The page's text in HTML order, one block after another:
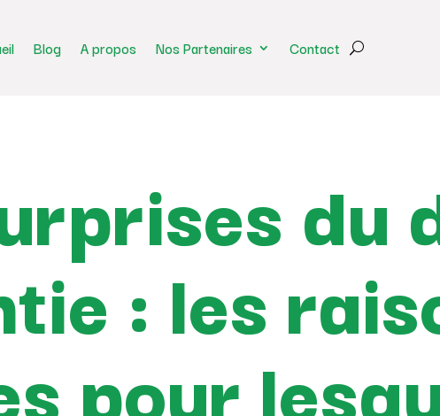
Blog A propos Nos Partenaires Contact
du
: les
pour